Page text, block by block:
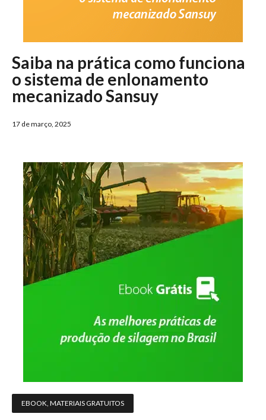
Saiba na prática como funciona
o sistema de enlonamento
mecanizado Sansuy
17 de março, 2025
EBOOK, MATERIAIS GRATUITOS